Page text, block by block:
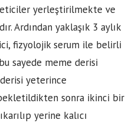
yerleştirilmekte ve
Ardından yaklaşık 3 aylık
fizyolojik serum ile belirli
sayede meme derisi
yeterince
sonra ikinci bir
yerine kalıcı